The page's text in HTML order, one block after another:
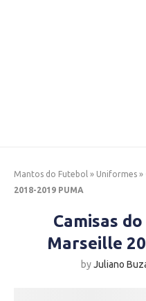
Mantos do Futebol » Uniformes »
2018-2019 PUMA
Camisas
Marseille
byJuliano